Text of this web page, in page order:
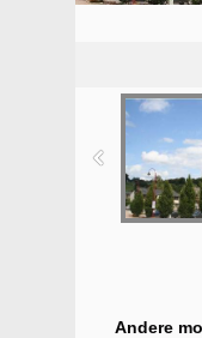
Andere